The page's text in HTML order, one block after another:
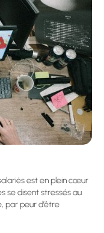
est en plein cœur
se disent stressés au
par peur d’être